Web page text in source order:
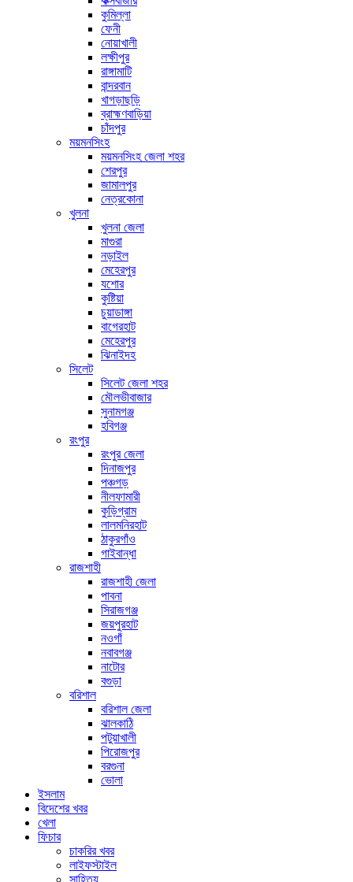
কুমিল্লা
ফেনী
নোয়াখালী
লক্ষীপুর
রাঙ্গামাটি
বান্দরবান
খাগড়াছড়ি
ব্রাহ্মণবাড়িয়া
চাঁদপুর
ময়মনসিংহ
ময়মনসিংহ জেলা শহর
শেরপুর
জামালপুর
নেত্রকোনা
খুলনা
খুলনা জেলা
মাগুরা
নড়াইল
মেহেরপুর
যশোর
কুষ্টিয়া
চুয়াডাঙ্গা
বাগেরহাট
মেহেরপুর
ঝিনাইদহ
সিলেট
সিলেট জেলা শহর
মৌলভীবাজার
সুনামগঞ্জ
হবিগঞ্জ
রংপুর
রংপুর জেলা
দিনাজপুর
পঞ্চগড়
নীলফামারী
কুড়িগ্রাম
লালমনিরহাট
ঠাকুরগাঁও
গাইবান্ধা
রাজশাহী
রাজশাহী জেলা
পাবনা
সিরাজগঞ্জ
জয়পুরহাট
নওগাঁ
নবাবগঞ্জ
নাটোর
বগুড়া
বরিশাল
বরিশাল জেলা
ঝালকাঠি
পটুয়াখালী
পিরোজপুর
বরগুনা
ভোলা
ইসলাম
বিদেশের খবর
খেলা
ফিচার
চাকরির খবর
লাইফস্টাইল
সাহিত্য